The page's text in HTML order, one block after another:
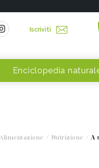
Iscriviti
Enciclopedia
Alimentazione Nutrizione A